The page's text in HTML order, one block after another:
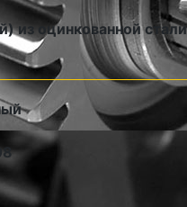
из оцинкованной